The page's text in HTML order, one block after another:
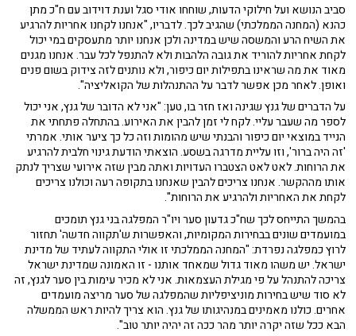
סביב הנושא ועל חילוקי הדעות, שוחחו אודי סגל וענת דוידוב עם ח"כ מתן
כהנא (המחנה הממלכתי) שהגיב לכך. לדבריו, "אנחנו לקחנו אחריות להרגיע
את השיח הרע והמשסה שיש במדינה ולכן אנחנו יותר מתעסקים במי יכול
לקחת אחריות להוריד את גובה הלהבות ולא להתנפל לכל עבר. אנחנו מגנים
מאוד את מה שראינו בתפילות יום כיפור, ולא נותנים לזה צידוק בשום פנים
ואופן. לאחר מכן אפשר לדבר על ההתנהלות של הקואליציה".
על הדברים של גנץ שגינה ואז חזר בו, טען: "אני לא הדובר של גנץ, אני יכול
לספר מה שעבר עליי. לקח לי זמן להבין את האירוע. בהתחלה פתחתי את
הנייד במוצאי יום כיפור והבנתי שיש מהומות וזה כל כך ציער אותי. אמרתי
'זה היה ברור', וזו עליית מדרגה בשסע. הוצאתי הודעת גינוי חלבית להרגיע
את הרוחות. לאט לאט הצטברו העדויות ואתה מבין שזה אירועי שצריך לנתק
אותו מההקשר. אנחנו צריכים להבין שאנחנו בתקופה רעה וכולנו צריכים
לקחת את האחריות ולהרגיע את הרוחות".
בהמשך התייחס לכך שח"כ גדעון סער ויו"ר המפלגה בני גנץ תומכים
במועמדים שונים בבחירות המקומיות, והאפשרות ש'תקווה חדשה' תחזור
לרוץ כמפלגה נפרדת: "המחנה הממלכתי זו אולי התקווה לעתיד של מדינת
ישראל. יש משהו מאוד גדול שמאחד אותנו - זו האמונה שמדינת ישראל
צריכה להתנהל על פי מגילת העצמאות. אני לא מכיר עימות בין סער לגנץ, זה
לא סוד שיש בחירות מוניציפליות שהמפלגה של סער מריצה מועמדים
אחרים. כולנו מאמינים במנהיגותו של גנץ. הוא צריך להיות ראש הממשלה
הבא ככל שזה יקרה יותר מהר ככה זה יהיה יותר טוב".